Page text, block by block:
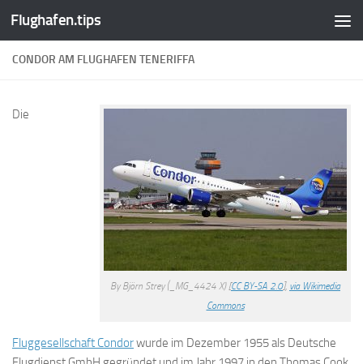
Zum Inhalt springen
Flughafen.tips
CONDOR AM FLUGHAFEN TENERIFFA
By Björn Strey (_MG_4424 X) [CC BY-SA 2.0], via Wikimedia
Commons
Die
Fluggesellschaft Condorwurde im Dezember 1955 als Deutsche